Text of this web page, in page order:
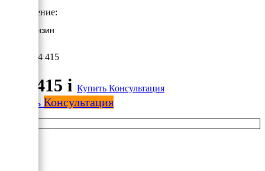
Исполнение:
5 кВт/Бензин
194 415
194 415 i Купить Консультация
Купить Консультация